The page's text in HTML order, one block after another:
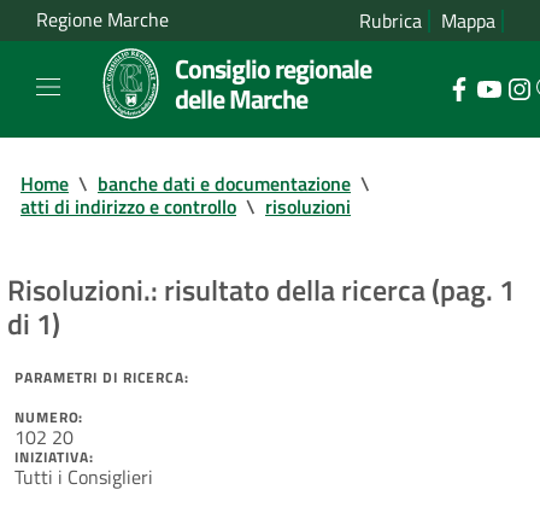
Regione Marche Rubrica Mappa
Consiglio regionale
delle Marche
Home \ banche dati e documentazione \
atti di indirizzo e controllo \ risoluzioni
Risoluzioni.: risultato della ricerca (pag. 1
di 1)
PARAMETRI DI RICERCA:
NUMERO:
102 20
INIZIATIVA:
Tutti i Consiglieri